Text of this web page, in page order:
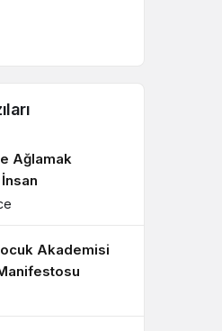
seçin.
seçin.
Ağlamak
Akademisi